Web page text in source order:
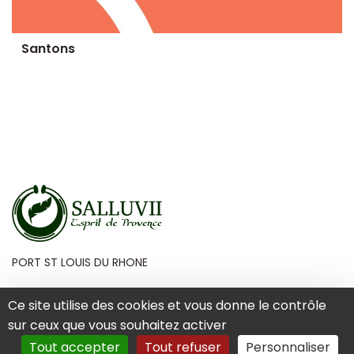
Ce site utilise des cookies et vous donne le contrôle
sur ceux que vous souhaitez activer
Tout accepter
Tout refuser Personnaliser
Santons
PORT ST LOUIS DU RHONE
Mentions Légales